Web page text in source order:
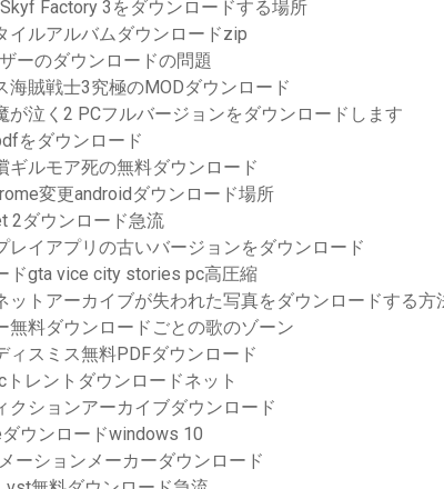
Factory 3をダウンロードする場所
イルアルバムダウンロードzip
ーのダウンロードの問題
海賊戦士3究極のMODダウンロード
が泣く2 PCフルバージョンをダウンロードします
をダウンロード
ギルモア死の無料ダウンロード
変更androidダウンロード場所
2ダウンロード急流
レイアプリの古いバージョンをダウンロード
ドgta vice city stories pc高圧縮
ットアーカイブが失われた写真をダウンロードする方
無料ダウンロードごとの歌のゾーン
ィスミス無料PDFダウンロード
トレントダウンロードネット
クションアーカイブダウンロード
ウンロードwindows 10
ーションメーカーダウンロード